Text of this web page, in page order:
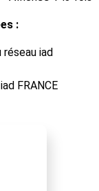
:
réseau iad
FRANCE